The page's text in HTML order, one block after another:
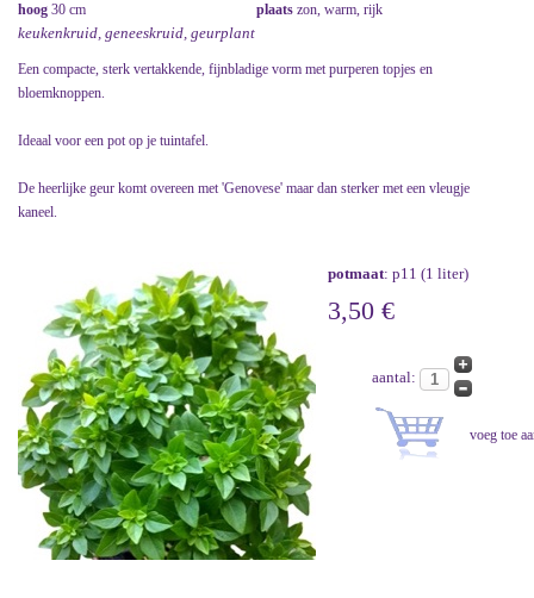
hoog 30 cm plaats zon, warm, rijk
keukenkruid, geneeskruid, geurplant
Een compacte, sterk vertakkende, fijnbladige vorm met purperen topjes en
bloemknoppen.
Ideaal voor een pot op je tuintafel.
De heerlijke geur komt overeen met 'Genovese' maar dan sterker met een vleugje
kaneel.
potmaat: p11 (1 liter)
3,50 €
aantal: